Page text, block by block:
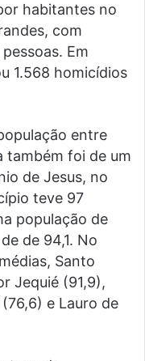
habitantes no
com
Em
1.568 homicídios
entre
também foi de um
de Jesus, no
teve 97
população de
de 94,1. No
Santo
Jequié (91,9),
e Lauro de